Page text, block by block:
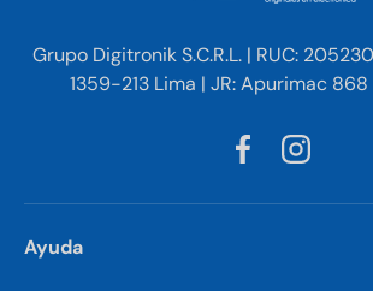
Grupo Digitronik S.C.R.L. | RUC:
1359-213 Lima | JR: Apurimac
FacebookInstagram
Ayuda